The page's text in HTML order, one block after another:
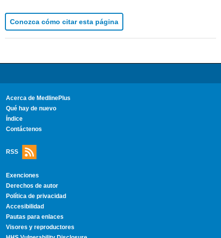
Conozca cómo citar esta página
Acerca de MedlinePlus
Qué hay de nuevo
Índice
Contáctenos
RSS
Exenciones
Derechos de autor
Política de privacidad
Accesibilidad
Pautas para enlaces
Visores y reproductores